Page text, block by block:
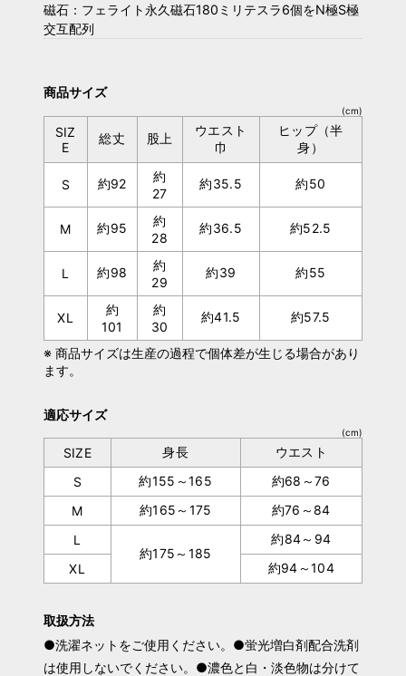
磁石：フェライト永久磁石180ミリテスラ6個をN極S極
交互配列
商品サイズ
(cm)
SIZ
E
総丈 股上
ウエスト
巾
ヒップ（半
身）
S 約92
約
27
約35.5 約50
M 約95
約
28
約36.5 約52.5
L 約98
約
29
約39 約55
XL
約
101
約
30
約41.5 約57.5
※ 商品サイズは生産の過程で個体差が生じる場合があり
ます。
適応サイズ
(cm)
SIZE 身長
ウエスト
S
約155～165
約68～76
M
約165～175
約76～84
L
約175～185
約84～94
XL
約94～104
取扱方法
●洗濯ネットをご使用ください。●蛍光増白剤配合洗剤
は使用しないでください。●濃色と白・淡色物は分けて